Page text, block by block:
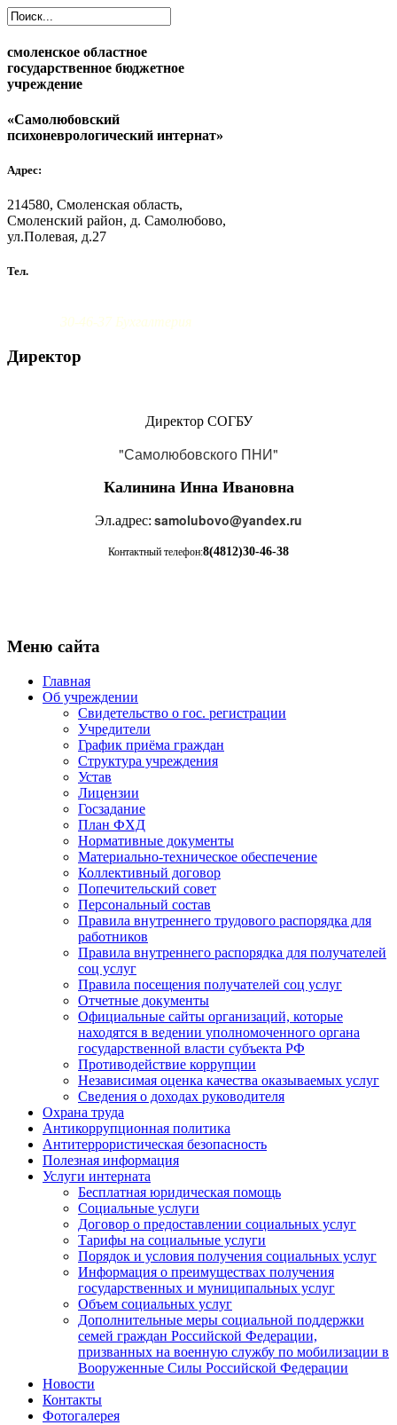
смоленское областное
государственное бюджетное
учреждение
«Самолюбовский
психоневрологический интернат»
Адрес:
214580, Смоленская область,
Смоленский район, д. Самолюбово,
ул.Полевая, д.27
Тел.
30-46-37 Бухгалтерия
Директор
Директор СОГБУ
"Самолюбовского ПНИ"
Калинина Инна Ивановна
Эл.адрес: samolubovo@yandex.ru
Контактный телефон:8(4812)30-46-38
Меню сайта
Главная
Об учреждении
Свидетельство о гос. регистрации
Учредители
График приёма граждан
Структура учреждения
Устав
Лицензии
Госзадание
План ФХД
Нормативные документы
Материально-техническое обеспечение
Коллективный договор
Попечительский совет
Персональный состав
Правила внутреннего трудового распорядка для
работников
Правила внутреннего распорядка для получателей
соц услуг
Правила посещения получателей соц услуг
Отчетные документы
Официальные сайты организаций, которые
находятся в ведении уполномоченного органа
государственной власти субъекта РФ
Противодействие коррупции
Независимая оценка качества оказываемых услуг
Cведения о доходах руководителя
Охрана труда
Антикоррупционная политика
Антитеррористическая безопасность
Полезная информация
Услуги интерната
Бесплатная юридическая помощь
Социальные услуги
Договор о предоставлении социальных услуг
Тарифы на социальные услуги
Порядок и условия получения социальных услуг
Информация о преимуществах получения
государственных и муниципальных услуг
Объем социальных услуг
Дополнительные меры социальной поддержки
семей граждан Российской Федерации,
призванных на военную службу по мобилизации в
Вооруженные Силы Российской Федерации
Новости
Контакты
Фотогалерея